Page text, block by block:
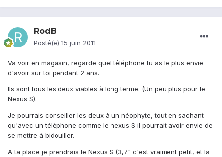
RodB
Posté(e) 15 juin 2011
Va voir en magasin, regarde quel téléphone tu as le plus envie
d'avoir sur toi pendant 2 ans.
Ils sont tous les deux viables à long terme. (Un peu plus pour le
Nexus S).
Je pourrais conseiller les deux à un néophyte, tout en sachant
qu'avec un téléphone comme le nexus S il pourrait avoir envie de
se mettre à bidouiller.
A ta place je prendrais le Nexus S (3,7" c'est vraiment petit, et la